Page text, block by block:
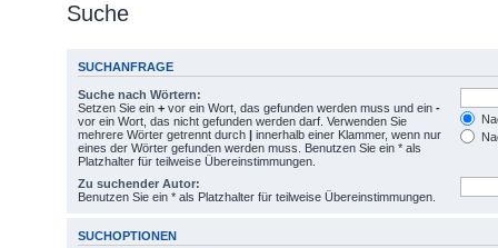
Suche
SUCHANFRAGE
Suche nach Wörtern:
Setzen Sie ein + vor ein Wort, das gefunden werden muss und ein -
vor ein Wort, das nicht gefunden werden darf. Verwenden Sie
mehrere Wörter getrennt durch | innerhalb einer Klammer, wenn nur
eines der Wörter gefunden werden muss. Benutzen Sie ein * als
Platzhalter für teilweise Übereinstimmungen.
Zu suchender Autor:
Benutzen Sie ein * als Platzhalter für teilweise Übereinstimmungen.
SUCHOPTIONEN